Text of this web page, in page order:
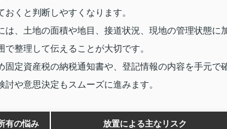
おくと判断しやすくなります。
は、土地の面積や地目、接道状況、現地の管理状態
で整理して伝えることが大切です。
固定資産税の納税通知書や、登記情報の内容を手元
討や意思決定もスムーズに進みます。
有の悩み 放置による主なリスク